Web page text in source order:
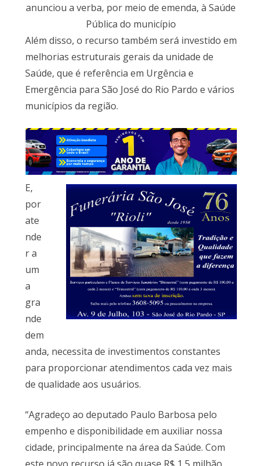
anunciou a verba, por meio de emenda, à Saúde
Pública do município
Além disso, o recurso também será investido em
melhorias estruturais gerais da unidade de
Saúde, que é referência em Urgência e
Emergência para São José do Rio Pardo e vários
municípios da região.
E,
por
ate
nde
r a
um
a
gra
nde
dem
anda, necessita de investimentos constantes
para proporcionar atendimentos cada vez mais
de qualidade aos usuários.
“Agradeço ao deputado Paulo Barbosa pelo
empenho e disponibilidade em auxiliar nossa
cidade, principalmente na área da Saúde. Com